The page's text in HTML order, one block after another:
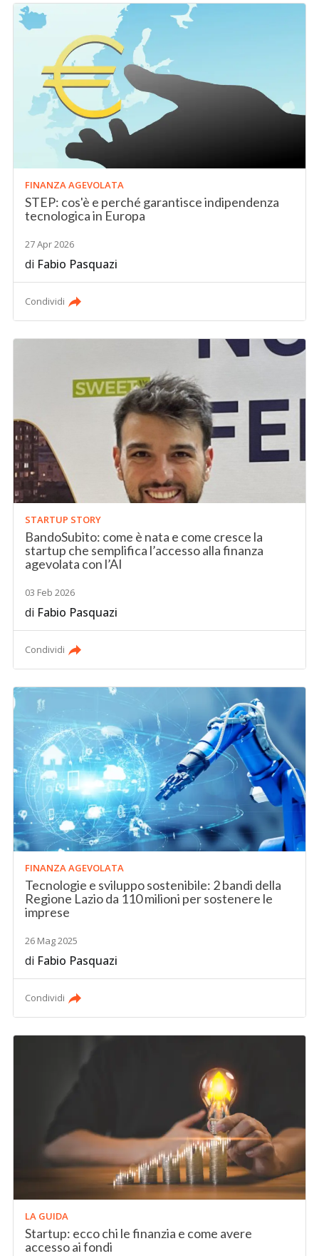
FINANZA AGEVOLATA
STEP: cos'è e perché garantisce indipendenza
tecnologica in Europa
27 Apr 2026
di Fabio Pasquazi
Condividi
STARTUP STORY
BandoSubito: come è nata e come cresce la
startup che semplifica l’accesso alla finanza
agevolata con l’AI
03 Feb 2026
di Fabio Pasquazi
Condividi
FINANZA AGEVOLATA
Tecnologie e sviluppo sostenibile: 2 bandi della
Regione Lazio da 110 milioni per sostenere le
imprese
26 Mag 2025
di Fabio Pasquazi
Condividi
LA GUIDA
Startup: ecco chi le finanzia e come avere
accesso ai fondi